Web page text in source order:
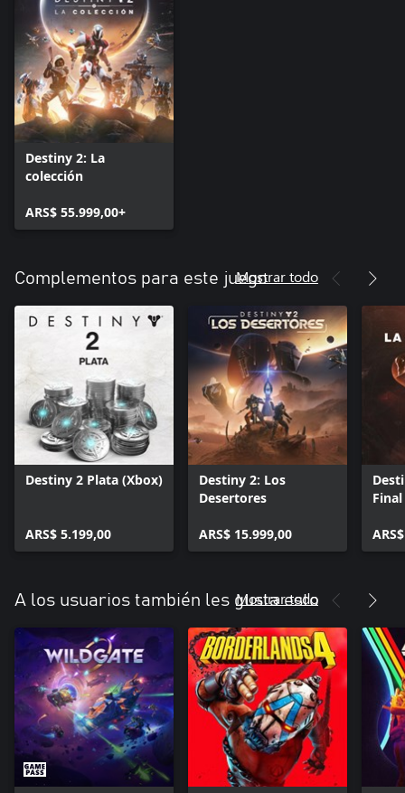
Destiny 2: La
colección
ARS$ 55.999,00+
Complementos para este juegoMostrar todo
Destiny 2 Plata (Xbox)
ARS$ 5.199,00
Destiny 2: Los
Desertores
ARS$ 15.999,00
Final
A los usuarios también les gusta esto
Mostrar todo